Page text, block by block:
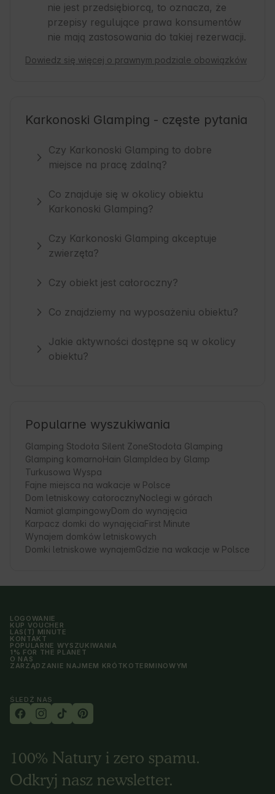
nie jest przedsiębiorcą, to oznacza, że
przepisy regulujące prawa konsumentów
nie mają zastosowania do takiej rezerwacji.
Dowiedz się więcej o prawnym podziale obowiązków
Karkonoski Glamping - częste pytania
Czy Karkonoski Glamping to dobre
miejsce na pracę zdalną?
Co znajduje się w okolicy obiektu
Karkonoski Glamping?
Czy Karkonoski Glamping akceptuje
zwierzęta?
Czy obiekt jest całoroczny?
Co znajdziemy na wyposażeniu obiektu?
Jakie aktywności dostępne są w okolicy
obiektu?
Popularne wyszukiwania
Glamping Stodoła Silent ZoneStodoła Glamping
Glamping komarnoHain GlampIdea by Glamp
Turkusowa Wyspa
Fajne miejsca na wakacje w Polsce
Dom letniskowy całorocznyNoclegi w górach
Namiot glampingowyDom do wynajęcia
Karpacz domki do wynajęciaFirst Minute
Wynajem domków letniskowych
Domki letniskowe wynajemGdzie na wakacje w Polsce
LOGOWANIE
KUP VOUCHER
LAS(T) MINUTE
KONTAKT
POPULARNE WYSZUKIWANIA
1% FOR THE PLANET
O NAS
ZARZĄDZANIE NAJMEM KRÓTKOTERMINOWYM
ŚLEDŹ NAS
100% Natury i zero spamu.
Odkryj nasz newsletter.